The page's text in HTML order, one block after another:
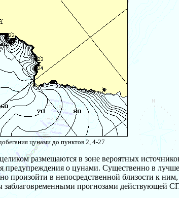
цунами до пунктов 2, 4-27
размещаются в зоне вероятных
предупреждения о цунами. Существенно в
в непосредственной близости к
заблаговременными прогнозами действующей